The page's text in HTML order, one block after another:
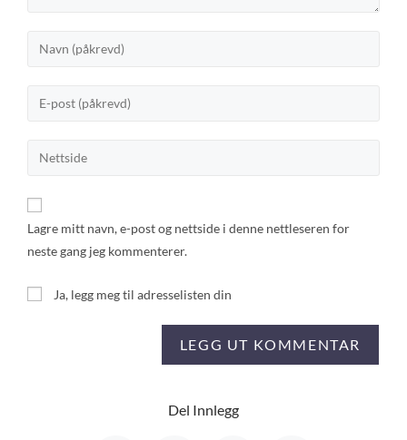
Lagre mitt navn, e-post og nettside i denne nettleseren for
neste gang jeg kommenterer.
Ja, legg meg til adresselisten din
Del Innlegg